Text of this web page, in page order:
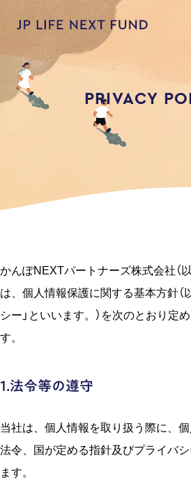
PRIVACY
かんぽNEXTパートナーズ株式会社（以
は、個⼈情報保護に関する基本⽅針（
シー」といいます。）を次のとおり定
す。
1.法令等の遵守
当社は、個⼈情報を取り扱う際に、
法令、国が定める指針及びプライバ
ます。